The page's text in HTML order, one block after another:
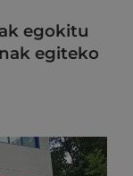
egokitu
egiteko